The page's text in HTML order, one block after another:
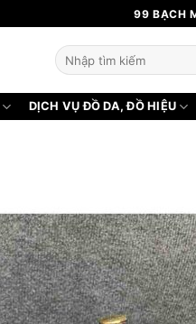
99 BẠCH
Tìm
kiếm:
DỊCH VỤ ĐỒ DA, ĐỒ HIỆU